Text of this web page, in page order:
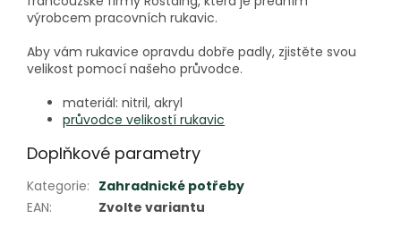
výrobcem pracovních rukavic.
Aby vám rukavice opravdu dobře padly, zjistěte svou
velikost pomocí našeho průvodce.
materiál: nitril, akryl
průvodce velikostí rukavic
Doplňkové parametry
Kategorie: Zahradnické potřeby
EAN: Zvolte variantu